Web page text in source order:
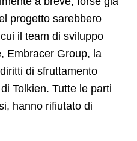
progetto sarebbero
il team di sviluppo
Embracer Group, la
di sfruttamento
Tolkien. Tutte le parti
hanno rifiutato di